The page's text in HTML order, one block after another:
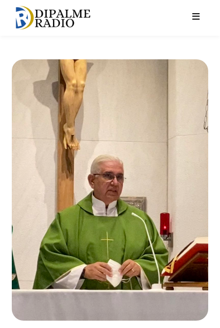
En Sal y Luz, el sacerdote